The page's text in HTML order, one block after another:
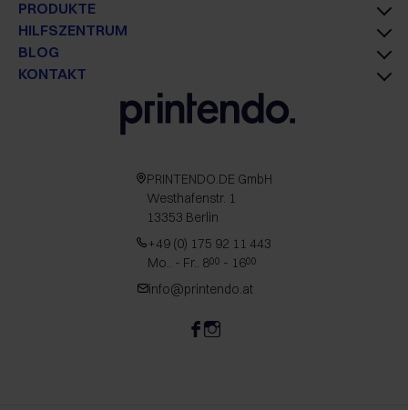
PRODUKTE
HILFSZENTRUM
BLOG
KONTAKT
PRINTENDO.DE GmbH
Westhafenstr. 1
13353 Berlin
+49 (0) 175 92 11 443
Mo.. - Fr.. 800 - 1600
info@printendo.at